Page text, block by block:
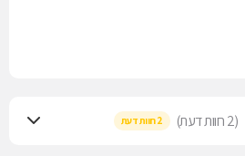
(2 חוות דעת) 2 חוות דעת